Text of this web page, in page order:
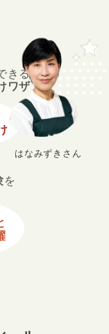
を
はなみずきさん
きる
ワザ